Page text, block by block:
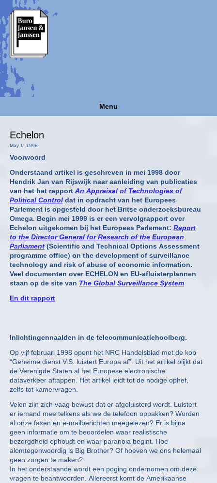
Menu
Echelon
May 1, 1998
Voorwoord
Onderstaand artikel is geschreven in mei 1998 door
Hendrik Jan van Rijswijk naar aanleiding van publicaties
van het het rapport An Appraisal of Technologies of
Political Control dat in opdracht van het Europees
Parlement is opgesteld door het Britse onderzoeksbureau
Omega. Begin mei 1999 is er een vervolgrapport over
Echelon uitgekomen bij het Europees Parlement: Report
to the Director General for Research of the European
Parliament (Scientific and Technical Options Assessment
programme office) on the development of surveillance
technology and risk of abuse of economic information.
Veel documenten over ECHELON en EU-afluisterplannen
staan op de site van The Global Surveillance System
En dit rapport
Inlichtingennaalden in de telecommunicatiehooiberg.
Op vijf februari 1998 opent het NRC Handelsblad met de kop
“Geheime dienst V.S. luistert Europa af”. Uit het artikel blijkt dat
de Verenigde Staten al het Europese electronische
dataverkeer aftappen. Het artikel leidt tot de nodige ophef,
zelfs tot kamervragen.
Velen zijn zich vaag bewust dat er afgeluisterd wordt. Luistert
er iemand mee telkens als we de telefoon oppakken? Worden
al onze faxen en e-mailberichten meegelezen? Er is bijna
geen informatie om te beoordelen waar realistische
bezorgdheid ophoudt en waar paranoia begint. Hoe
alomtegenwoordig is Big Brother? Of hoeven we ons helemaal
geen zorgen te maken?
In het onderstaande wordt een poging ondernomen om deze
vragen te beantwoorden. Allereerst komt de Amerikaanse